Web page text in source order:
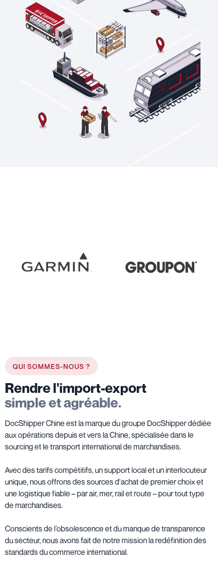
QUI SOMMES-NOUS ?
Rendre l'import-export
simple et agréable.
DocShipper Chine est la marque du groupe DocShipper dédiée
aux opérations depuis et vers la Chine, spécialisée dans le
sourcing et le transport international de marchandises.
Avec des tarifs compétitifs, un support local et un interlocuteur
unique, nous offrons des sources d'achat de premier choix et
une logistique fiable – par air, mer, rail et route – pour tout type
de marchandises.
Conscients de l’obsolescence et du manque de transparence
du secteur, nous avons fait de notre mission la redéfinition des
standards du commerce international.